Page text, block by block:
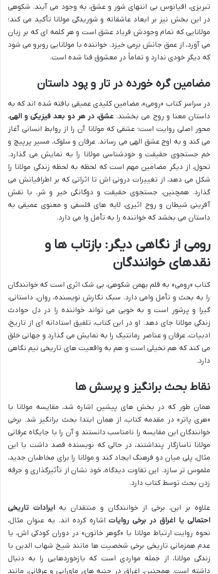
تبریزی، اقیانوس بی انتهای شور و عشق، به وجود می آیند. شکوهی
در این بخش نیز بر ابعاد عاشقانه و شوریدگی مولانا تأکید می کند؛
مولانایی که تمام وجودش فریاد عشق است و هر کلمه ای که بر زبان
می آورد، از عمق جانش برمی خیزد. خواننده با مولانایی روبرو می شود
که دیگر خودی ندارد و تماماً در معشوق فنا شده است.
مضامین گره خورده در تار و پود داستان
در سراسر کتاب «رومی»، مضامین کلیدی عمیقی بافته شده اند که به
داستان معنا و روح می بخشند. عشق، در هر دو بعد فیزیکی و الهی،
محور اصلی روایت است؛ عشقی که مولانا آن را از روابط انسانی آغاز
می کند و به اوج عشق الهی می رساند. عرفان و سلوک، مسیر پرپیچ و
خم جستجوی حقیقت و خودشناسی مولانا را به نمایش می گذارد.
تحول، از دیگر مضامین مهم است که لحظه به لحظه زندگی مولانا را
شکل می دهد، از تغییرات درونی اش تا اثراتی که بر اطرافیانش می
گذارد. همچنین، جستجوی حقیقت و دوگانگی خیر و شر، با نقش
آفرینی شیطان و روح اثیری، لایه های فلسفی و معنوی عمیقی به
داستان می بخشد که خواننده را به تأمل وا می دارد.
رومی از نگاهی دیگر: بازتاب ها و
نقدهای خوانندگان
کتاب «رومی» به قلم بهمن شکوهی، بی شک اثری است که خوانندگان
را به بحث و تأمل وامی دارد. سبک نگارش نویسنده، روان، داستانی،
گیرا و پرشور است و به خوبی می تواند خواننده را در دل حوادث
زندگی مولانا جای دهد. او در این کتاب، تلفیق استادانه ای از تاریخ،
ادبیات، عرفان و عناصر رمانتیک را به نمایش می گذارد و جهانی خلق
می کند که هم تخیلی است و هم به واقعیت های تاریخی نیم نگاهی
دارد.
نقاط بحث برانگیز و پرسش ها
همان طور که در بخش های پیشین اشاره شد، مقایسه مولانا با
«هری پاتر» در مقدمه کتاب، از همان ابتدا بحث برانگیز شد. برخی
خوانندگان این مقایسه را نامناسب دانستند و آن را با جایگاه عرفانی
مولانا ناسازگار پنداشتند، در حالی که نویسنده قصد داشت با این
مثال، پلی میان دو فرهنگ ایجاد کند و مولانا را برای مخاطبان جدید،
ملموس تر سازد. این تفاوت دیدگاه، خود نشان از تأثیرگذاری و جرقه
زدن بحث توسط کتاب دارد.
علاوه بر این، برخی از خوانندگان و منتقدان بهایرادات تاریخی
احتمالی یا اغراق در برخی روایات اشاره کرده اند. به عنوان مثال،
نحوه روایت ارتباط مولانا با «گوهر خاتون» در دوران کودکی اش، یا
عدم همزمانی تاریخی برخی شخصیت ها مانند شیخ شهاب الدین با
زندگی مولانا، از جمله مواردی است که بازخوردهایی را به دنبال
داشته است. همچنین، اغراق در جنبه های ماورایی و عرفانی، مانند